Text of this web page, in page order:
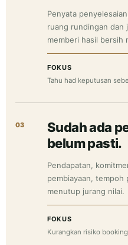
Penyata
ruang rundingan dan
memberi hasil bersih
FOKUS
Tahu had keputusan
03
Sudah ada
belum pasti.
Pendapatan,
pembiayaan, tempoh
menutup jurang nilai.
FOKUS
Kurangkan risiko